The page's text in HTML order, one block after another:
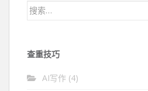
搜
查重技巧
AI写作 (4)